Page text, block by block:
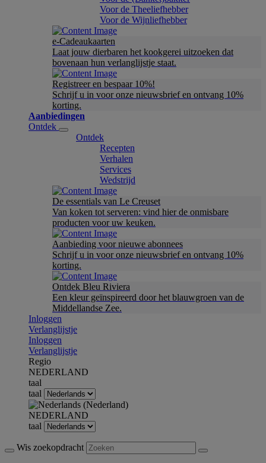
Voor de Theeliefhebber
Voor de Wijnliefhebber
e-Cadeaukaarten
Laat jouw dierbaren het kookgerei uitzoeken dat
bovenaan hun verlanglijstje staat.
Registreer en bespaar 10%!
Schrijf u in voor onze nieuwsbrief en ontvang 10%
korting.
Aanbiedingen
Ontdek
Ontdek
Recepten
Verhalen
Services
Wedstrijd
De essentials van Le Creuset
Van koken tot serveren: vind hier de onmisbare
producten voor uw keuken.
Aanbieding voor nieuwe abonnees
Schrijf u in voor onze nieuwsbrief en ontvang 10%
korting.
Ontdek Bleu Riviera
Een kleur geïnspireerd door het blauwgroen van de
Middellandse Zee.
Inloggen
Verlanglijstje
Inloggen
Verlanglijstje
Regio
NEDERLAND
taal
taal
NEDERLAND
taal
Wis zoekopdracht